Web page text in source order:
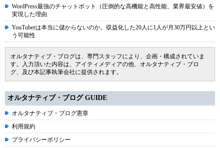
WordPress最強のチャットボット（圧倒的な高機能と高性能、業界最安値）を
実現した理由
YouTuberは本当に儲からないのか。収益化した20人に1人が月30万円以上とい
う可能性
オルタナティブ・ブログは、専門スタッフにより、企画・構成されていま
す。入力頂いた内容は、アイティメディアの他、オルタナティブ・ブロ
グ、及び本記事執筆会社に提供されます。
オルタナティブ・ブログ GUIDE
オルタナティブ・ブログ憲章
利用規約
プライバシーポリシー